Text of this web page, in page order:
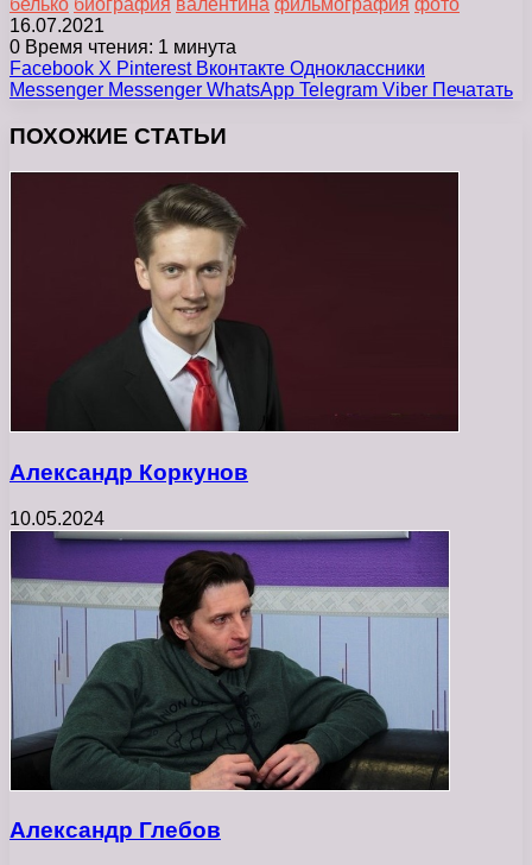
16.07.2021
0 Время чтения: 1 минута
Facebook X Pinterest Вконтакте Одноклассники
Messenger Messenger WhatsApp Telegram Viber Печатать
ПОХОЖИЕ СТАТЬИ
Александр Коркунов
10.05.2024
Александр Глебов